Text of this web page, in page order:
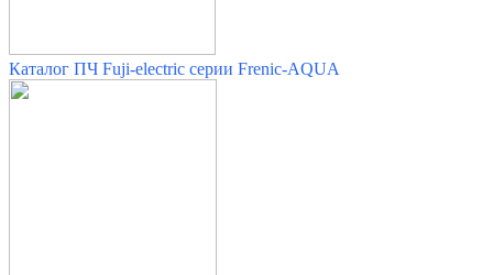
Каталог ПЧ Fuji-electric серии Frenic-AQUA